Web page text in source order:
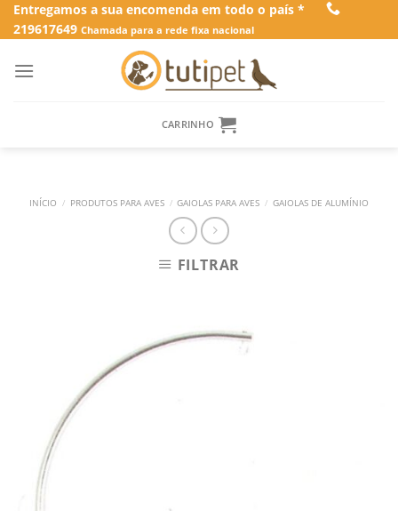
SkipEntregamos a sua encomenda em todo o país *
219617649 Chamada para a rede fixa nacional
CARRINHO
INÍCIO / PRODUTOS PARA AVES / GAIOLAS PARA AVES / GAIOLAS DE ALUMÍNIO
FILTRAR